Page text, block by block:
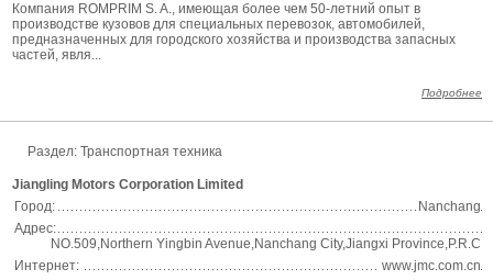
Компания ROMPRIM S. A., имеющая более чем 50-летний опыт в
производстве кузовов для специальных перевозок, автомобилей,
предназначенных для городского хозяйства и производства запасных
частей, явля...
Подробнее
Раздел: Транспортная техника
Jiangling Motors Corporation Limited
Город:
Nanchang
Адрес:
NO.509,Northern Yingbin Avenue,Nanchang City,Jiangxi Province,P.R.C
Интернет:
www.jmc.com.cn